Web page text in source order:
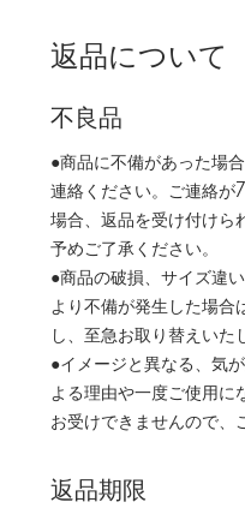
返品について
不良品
●商品に不備があった場
連絡ください。ご連絡が
場合、返品を受け付けら
予めご了承ください。
●商品の破損、サイズ違
より不備が発生した場合
し、至急お取り替えいた
●イメージと異なる、気
よる理由や一度ご使用に
お受けできませんので、
返品期限